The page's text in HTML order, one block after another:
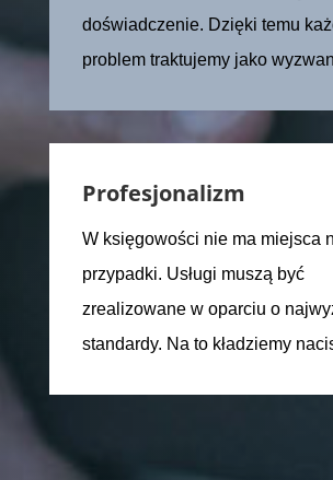
doświadczenie. Dzięki temu
problem traktujemy jako
Profesjonalizm
W księgowości nie ma miejsca
przypadki. Usługi muszą być
zrealizowane w oparciu o
standardy. Na to kładziemy